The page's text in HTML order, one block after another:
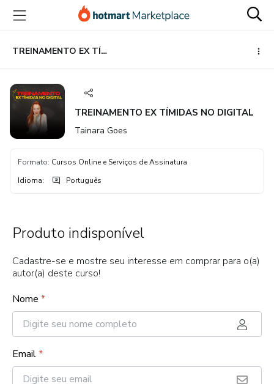
para
conteúdo
principal
para
pagamento
para
rodapé
TREINAMENTO EX TÍMIDAS NO DIGITAL
TREINAMENTO EX TÍMIDAS NO DIGITAL
Tainara Goes
Formato: Cursos Online e Serviços de Assinatura
Idioma: Português
Produto indisponível
Cadastre-se e mostre seu interesse em comprar para o(a)
autor(a) deste curso!
Nome *
Email*